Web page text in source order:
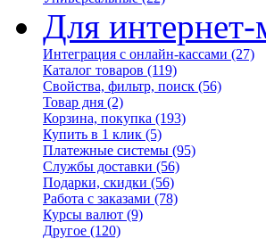
Для интернет-
Интеграция с онлайн-кассами (27)
Каталог товаров (119)
Свойства, фильтр, поиск (56)
Товар дня (2)
Корзина, покупка (193)
Купить в 1 клик (5)
Платежные системы (95)
Службы доставки (56)
Подарки, скидки (56)
Работа с заказами (78)
Курсы валют (9)
Другое (120)